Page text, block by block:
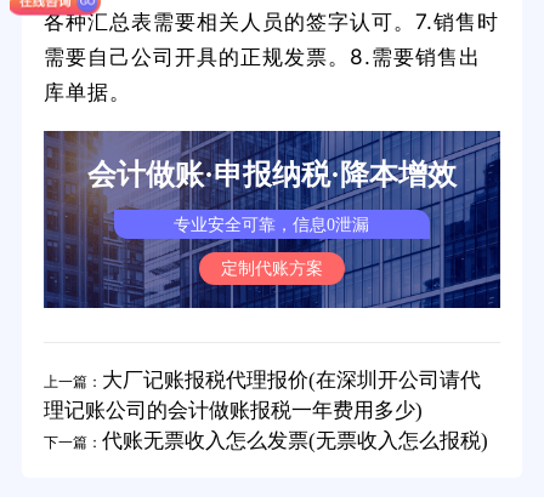
各种汇总表需要相关人员的签字认可。7.销售时
需要自己公司开具的正规发票。8.需要销售出
库单据。
会计做账·申报纳税·降本增效
专业安全可靠，信息0泄漏
定制代账方案
上一篇： 大厂记账报税代理报价(在深圳开公司请代
理记账公司的会计做账报税一年费用多少)
下一篇： 代账无票收入怎么发票(无票收入怎么报税)